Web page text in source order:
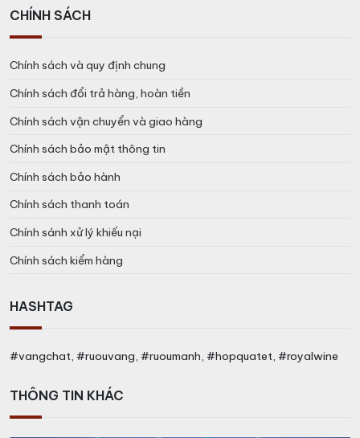
CHÍNH SÁCH
Chính sách và quy định chung
Chính sách đổi trả hàng, hoàn tiền
Chính sách vận chuyển và giao hàng
Chính sách bảo mật thông tin
Chính sách bảo hành
Chính sách thanh toán
Chính sánh xử lý khiếu nại
Chính sách kiểm hàng
HASHTAG
#vangchat, #ruouvang, #ruoumanh, #hopquatet, #royalwine
THÔNG TIN KHÁC